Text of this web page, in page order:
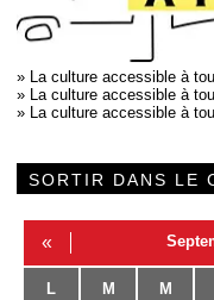
» La culture accessible à
» La culture accessible à
» La culture accessible à
SORTIR DANS LE
«
L M M